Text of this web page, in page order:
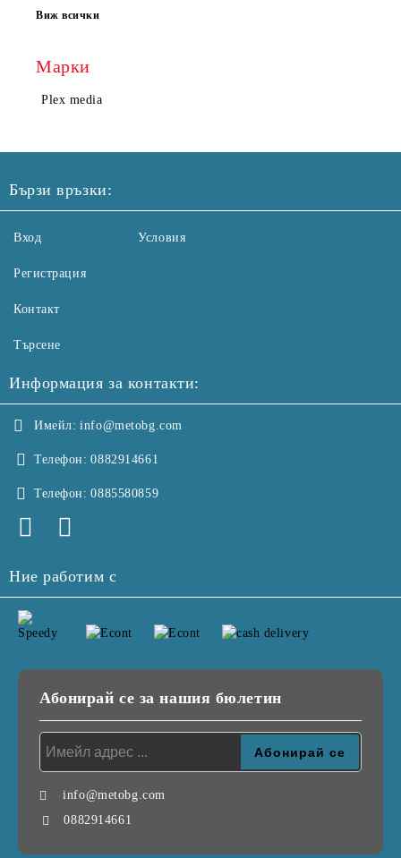
Виж всички
Марки
Plex media
Бързи връзки:
Вход
Регистрация
Контакт
Търсене
Условия
Информация за контакти:
Имейл: info@metobg.com
Телефон: 0882914661
Телефон: 0885580859
Ние работим с
Абонирай се за нашия бюлетин
info@metobg.com
0882914661